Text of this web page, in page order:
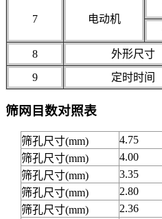
7 电动机
8
外形尺寸
9
定时时间
筛网目数对照表
筛孔尺寸(mm) 4.75
筛孔尺寸(mm)
4.00
筛孔尺寸(mm)
3.35
筛孔尺寸(mm)
2.80
筛孔尺寸(mm)
2.36